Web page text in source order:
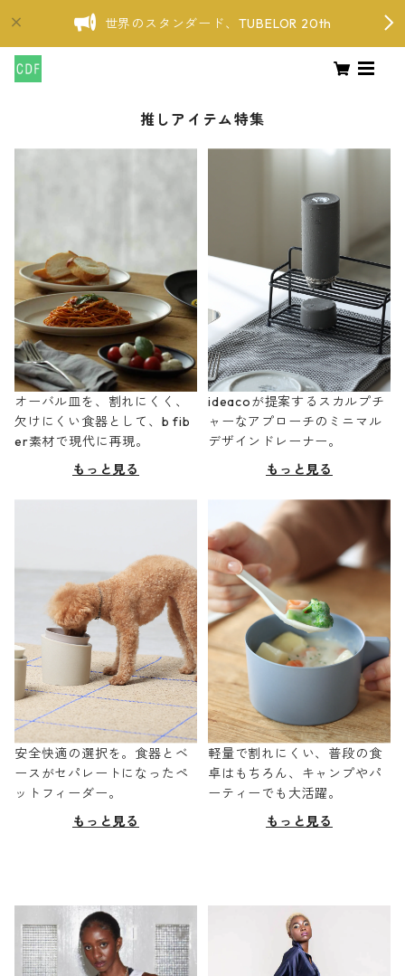
世界のスタンダード、TUBELOR 20th
推しアイテム特集
オーバル皿を、割れにくく、
欠けにくい食器として、b fib
er素材で現代に再現。
もっと見る
ideacoが提案するスカルプチ
ャーなアプローチのミニマル
デザインドレーナー。
もっと見る
安全快適の選択を。食器とベ
ースがセパレートになったペ
ットフィーダー。
もっと見る
軽量で割れにくい、普段の食
卓はもちろん、キャンプやパ
ーティーでも大活躍。
もっと見る